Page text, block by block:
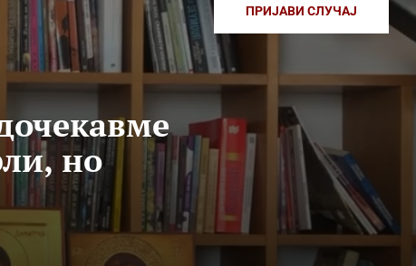
ПРИЈАВИ СЛУЧАЈ
но